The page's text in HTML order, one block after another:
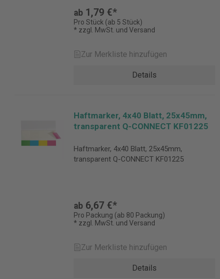
ab 1,79 €*
Pro Stück (ab 5 Stück)
* zzgl. MwSt. und Versand
Zur Merkliste hinzufügen
Details
Haftmarker, 4x40 Blatt, 25x45mm,
transparent Q-CONNECT KF01225
Haftmarker, 4x40 Blatt, 25x45mm,
transparent Q-CONNECT KF01225
ab 6,67 €*
Pro Packung (ab 80 Packung)
* zzgl. MwSt. und Versand
Zur Merkliste hinzufügen
Details